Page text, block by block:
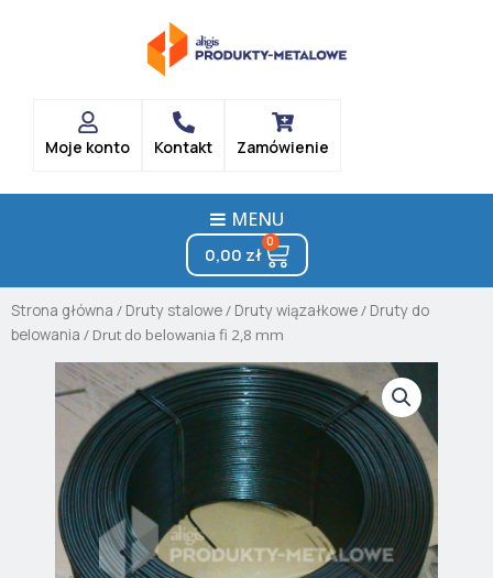
Moje konto Kontakt Zamówienie
MENU
0,00 zł
0
Cart
Strona główna / Druty stalowe/ Druty wiązałkowe/ Druty do
belowania / Drut do belowania fi 2,8 mm